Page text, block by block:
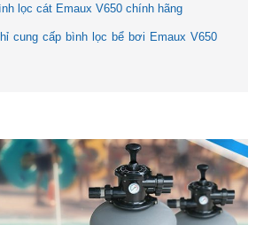
lọc cát Emaux V650 chính hãng
cung cấp bình lọc bể bơi Emaux V650